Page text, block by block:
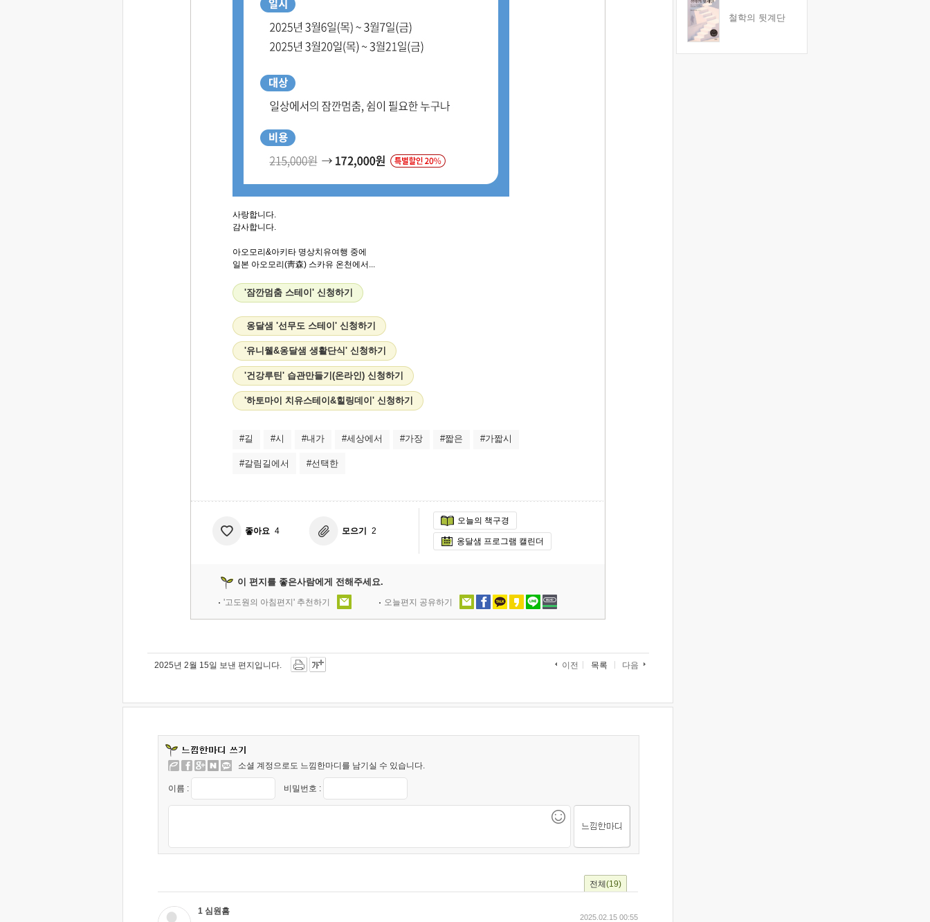
사랑합니다.
감사합니다.
아오모리&아키타 명상치유여행 중에
일본 아오모리(靑森) 스카유 온천에서...
'잠깐멈춤 스테이' 신청하기
옹달샘 '선무도 스테이' 신청하기
'유니웰&옹달샘 생활단식' 신청하기
'건강루틴' 습관만들기(온라인) 신청하기
'하토마이 치유스테이&힐링데이' 신청하기
#길 #시 #내가 #세상에서 #가장 #짧은 #가짧시
#갈림길에서 #선택한
좋아요 4 모으기 2
오늘의 책구경
옹달샘 프로그램 캘린더
이 편지를 좋은사람에게 전해주세요.
'고도원의 아침편지' 추천하기 오늘편지 공유하기
2025년 2월 15일 보낸 편지입니다. 이전 목록 다음
소셜 계정으로도 느낌한마디를 남기실 수 있습니다.
이름 : 비밀번호 :
전체 (19)
1 심원흠
2025.02.15 00:55
철학의 뒷계단